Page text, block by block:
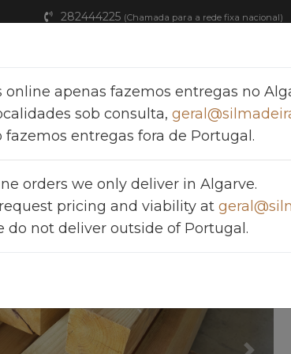
282444225 (Chamada para a rede fixa nacional)
Produtos FAQ Catálogos
7.0 x 7.0
online apenas fazemos entregas no
sob consulta,
fazemos entregas fora de Portugal.
orders we only deliver in Algarve.
pricing and viability at
do not deliver outside of Portugal.